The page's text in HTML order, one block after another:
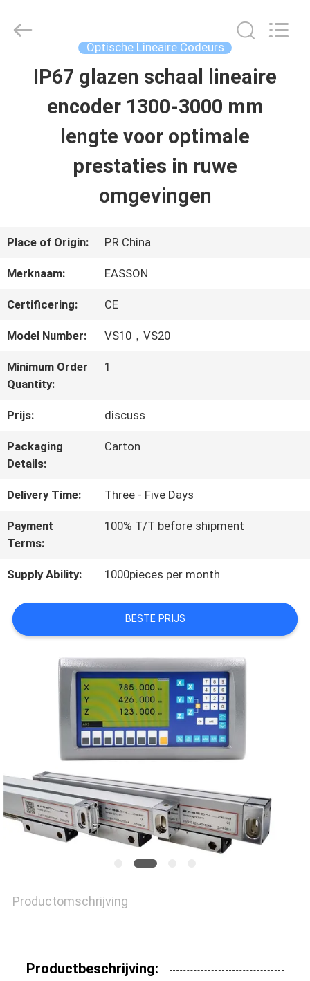
THUIS
PRODUCTEN
KWALITEITSCONTROLE
NEEM
CONTACT
MET
ONS
NIEUWS
GEVALLEN
SITEMAP
PRIVACY
POLICY
Measurement
Technology
Optische Lineaire Codeurs
IP67 glazen schaal lineaire
encoder 1300-3000 mm
lengte voor optimale
prestaties in ruwe
omgevingen
Place of Origin: P.R.China
Merknaam: EASSON
Certificering: CE
Model Number: VS10，VS20
Minimum Order
Quantity:
1
Prijs: discuss
Packaging
Details:
Carton
Delivery Time: Three - Five Days
Payment
Terms:
100% T/T before shipment
Supply Ability: 1000pieces per month
BESTE PRIJS
Productomschrijving
Productbeschrijving: